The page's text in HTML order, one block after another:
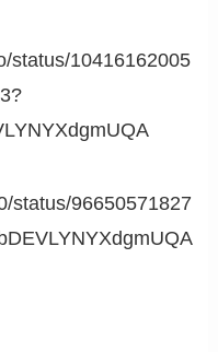
status/10416162005
status/96650571827